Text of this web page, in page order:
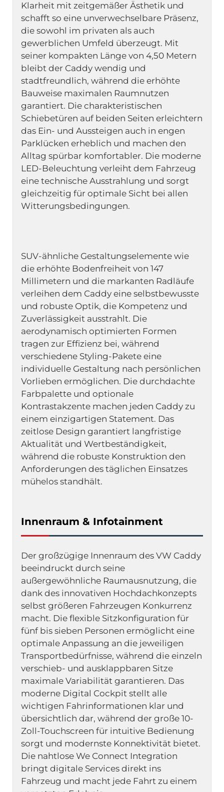
Klarheit mit zeitgemäßer Ästhetik und
schafft so eine unverwechselbare Präsenz,
die sowohl im privaten als auch
gewerblichen Umfeld überzeugt. Mit
seiner kompakten Länge von 4,50 Metern
bleibt der Caddy wendig und
stadtfreundlich, während die erhöhte
Bauweise maximalen Raumnutzen
garantiert. Die charakteristischen
Schiebetüren auf beiden Seiten erleichtern
das Ein- und Aussteigen auch in engen
Parklücken erheblich und machen den
Alltag spürbar komfortabler. Die moderne
LED-Beleuchtung verleiht dem Fahrzeug
eine technische Ausstrahlung und sorgt
gleichzeitig für optimale Sicht bei allen
SUV-ähnliche Gestaltungselemente wie
die erhöhte Bodenfreiheit von 147
Millimetern und die markanten Radläufe
verleihen dem Caddy eine selbstbewusste
und robuste Optik, die Kompetenz und
Zuverlässigkeit ausstrahlt. Die
aerodynamisch optimierten Formen
tragen zur Effizienz bei, während
verschiedene Styling-Pakete eine
individuelle Gestaltung nach persönlichen
Vorlieben ermöglichen. Die durchdachte
Farbpalette und optionale
Kontrastakzente machen jeden Caddy zu
einem einzigartigen Statement. Das
zeitlose Design garantiert langfristige
Aktualität und Wertbeständigkeit,
während die robuste Konstruktion den
Anforderungen des täglichen Einsatzes
mühelos standhält.
Innenraum & Infotainment
Der großzügige Innenraum des VW Caddy
beeindruckt durch seine
außergewöhnliche Raumausnutzung, die
dank des innovativen Hochdachkonzepts
selbst größeren Fahrzeugen Konkurrenz
macht. Die flexible Sitzkonfiguration für
fünf bis sieben Personen ermöglicht eine
optimale Anpassung an die jeweiligen
Transportbedürfnisse, während die einzeln
verschieb- und ausklappbaren Sitze
maximale Variabilität garantieren. Das
moderne Digital Cockpit stellt alle
wichtigen Fahrinformationen klar und
übersichtlich dar, während der große 10-
Zoll-Touchscreen für intuitive Bedienung
sorgt und modernste Konnektivität bietet.
Die nahtlose We Connect Integration
bringt digitale Services direkt ins
Fahrzeug und macht jede Fahrt zu einem